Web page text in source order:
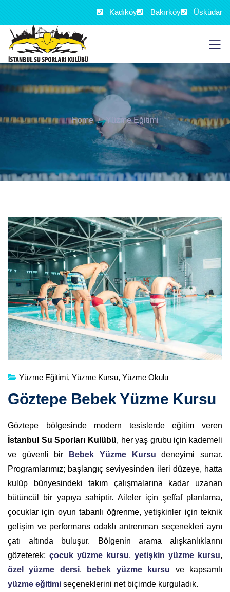
Kadıköy Bakırköy Üsküdar
Home Yüzme Eğitimi
Yüzme Eğitimi, Yüzme Kursu, Yüzme Okulu
Göztepe Bebek Yüzme Kursu
Göztepe bölgesinde modern tesislerde eğitim veren
İstanbul Su Sporları Kulübü, her yaş grubu için kademeli
ve güvenli bir
Bebek Yüzme Kursu deneyimi sunar.
Programlarımız; başlangıç seviyesinden ileri düzeye, hatta
kulüp bünyesindeki takım çalışmalarına kadar uzanan
bütüncül bir yapıya sahiptir. Aileler için şeffaf planlama,
çocuklar için oyun tabanlı öğrenme, yetişkinler için teknik
gelişim ve performans odaklı antrenman seçenekleri aynı
çatı altında buluşur. Bölgenin arama alışkanlıklarını
gözeterek; çocuk yüzme kursu, yetişkin yüzme kursu,
özel yüzme dersi, bebek yüzme kursu ve kapsamlı
yüzme eğitimi seçeneklerini net biçimde kurguladık.